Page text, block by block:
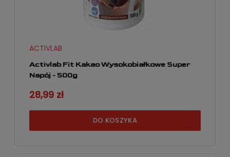
Activlab Fit Kakao Wysokobiałkowe Super
Napój - 500g
ACTIVLAB
28,99 zł
DO KOSZYKA